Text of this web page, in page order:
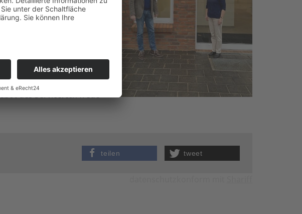
Sie sie benötigen–
große
Geschäftsführer
der Wohnanlage, dem
des Service. Ich freue
tweet
teilen